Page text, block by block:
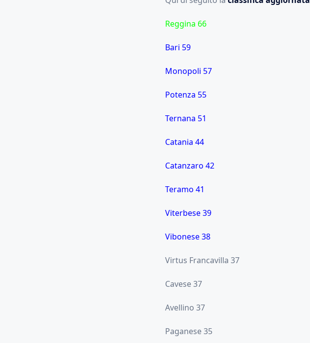
Reggina 66
Bari 59
Monopoli 57
Potenza 55
Ternana 51
Catania 44
Catanzaro 42
Teramo 41
Viterbese 39
Vibonese 38
Virtus Francavilla 37
Cavese 37
Avellino 37
Paganese 35